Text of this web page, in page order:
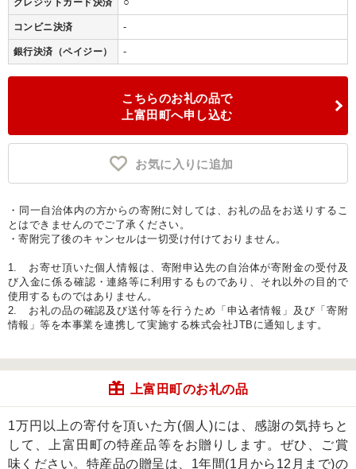
クレジットカード決済
コンビニ決済 -
銀行決済（ペイジー） -
こちらのお礼の品で
上富田町へ申し込む
お気に入りに追加
・同一自治体内の方からの寄附に対しては、お礼の品をお送りするこ
とはできませんのでご了承ください。
・寄附完了後のキャンセルは一切受け付けておりません。
1. お寄せ頂いた個人情報は、寄附申込先の自治体が寄附金の受付及
び入金に係る確認・連絡等に利用するものであり、それ以外の目的で
使用するものではありません。
2. お礼の品の確認及び送付等を行うため「申込者情報」及び「寄附
情報」等を本事業を連携して実施する株式会社JTBに通知します。
上富田町のお礼の品
1万円以上の寄付を頂いた方(個人)には、感謝の気持ちと
して、上富田町の特産品等をお贈りします。ぜひ、ご賞
味ください。特産品の贈呈は、1年間(1月から12月まで)の